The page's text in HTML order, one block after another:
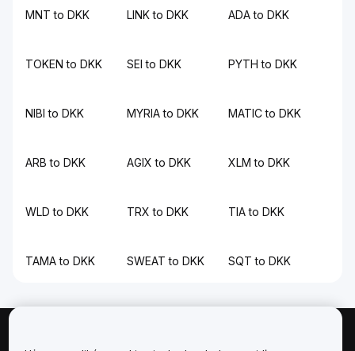
MNT to DKK LINK to DKK ADA to DKK
TOKEN to DKK SEI to DKK PYTH to DKK
NIBI to DKK MYRIA to DKK MATIC to DKK
ARB to DKK AGIX to DKK XLM to DKK
WLD to DKK TRX to DKK TIA to DKK
TAMA to DKK SWEAT to DKK SQT to DKK
Informacje